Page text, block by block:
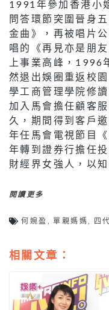
1991年參加香港小
問答環節突圍晉身
金曲》，再被唱片
唱的《再見亦是朋
上事業高峰，1996
然退出娛圈重返校
學工商管理學院修
加入馬會擔任顧客
久，期間得到客戶
年任馬會電視節目
年轉到證券行擔任
財經界女強人，以
閱讀更多
何婉盈 ,單親媽媽 四
相關文章：